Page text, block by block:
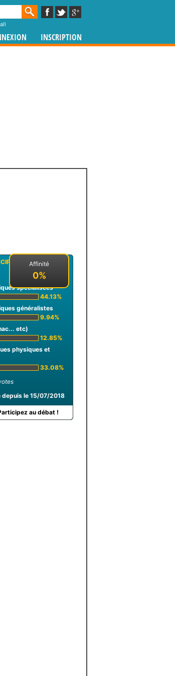
INSCRIPTION
Affinité
0%
VOS
spécialisées
44.13%
généralistes
9.94%
etc)
12.85%
physiques et
33.08%
depuis le 15/07/2018
au débat !